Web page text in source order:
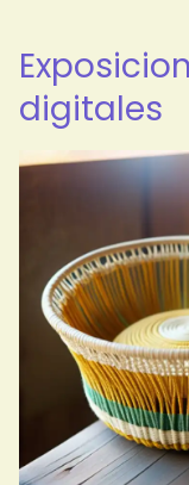
digitales